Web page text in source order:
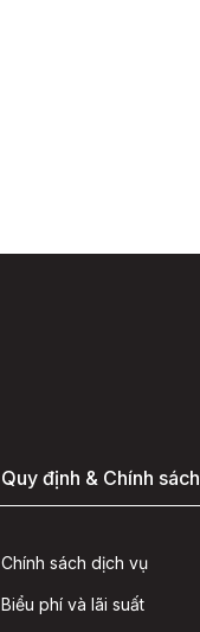
Quy định & Chính sách
Chính sách dịch vụ
Biểu phí và lãi suất